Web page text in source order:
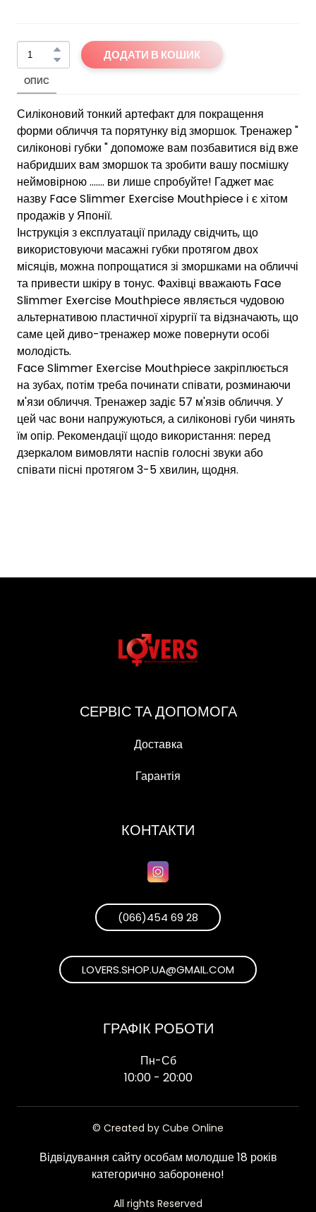
ДОДАТИ В КОШИК
ОПИС
Силіконовий тонкий артефакт для покращення
форми обличчя та порятунку від зморшок. Тренажер "
силіконові губки " допоможе вам позбавитися від вже
набридших вам зморшок та зробити вашу посмішку
неймовірною ....... ви лише спробуйте! Гаджет має
назву Face Slimmer Exercise Mouthpiece і є хітом
продажів у Японії.
Інструкція з експлуатації приладу свідчить, що
використовуючи масажні губки протягом двох
місяців, можна попрощатися зі зморшками на обличчі
та привести шкіру в тонус. Фахівці вважають Face
Slimmer Exercise Mouthpiece являється чудовою
альтернативою пластичної хірургії та відзначають, що
саме цей диво-тренажер може повернути особі
молодість.
Face Slimmer Exercise Mouthpiece закріплюється
на зубах, потім треба починати співати, розминаючи
м'язи обличчя. Тренажер задіє 57 м'язів обличчя. У
цей час вони напружуються, а силіконові губи чинять
їм опір. Рекомендації щодо використання: перед
дзеркалом вимовляти наспів голосні звуки або
співати пісні протягом 3-5 хвилин, щодня.
СЕРВІС ТА ДОПОМОГА
Доставка
Гарантія
КОНТАКТИ
(066)454 69 28
LOVERS.SHOP.UA@GMAIL.COM
ГРАФІК РОБОТИ
Пн-Сб
10:00 - 20:00
© Created by Cube Online
Відвідування сайту особам молодше 18 років
категорично заборонено!
All rights Reserved